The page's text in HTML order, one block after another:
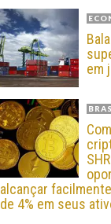
em
alcançar
de 4% em seus